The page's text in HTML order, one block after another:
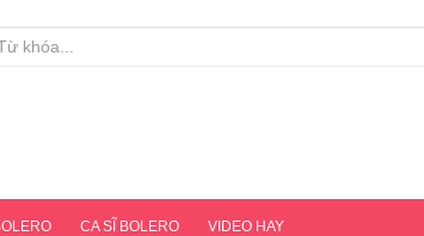
CA SĨ BOLERO VIDEO HAY